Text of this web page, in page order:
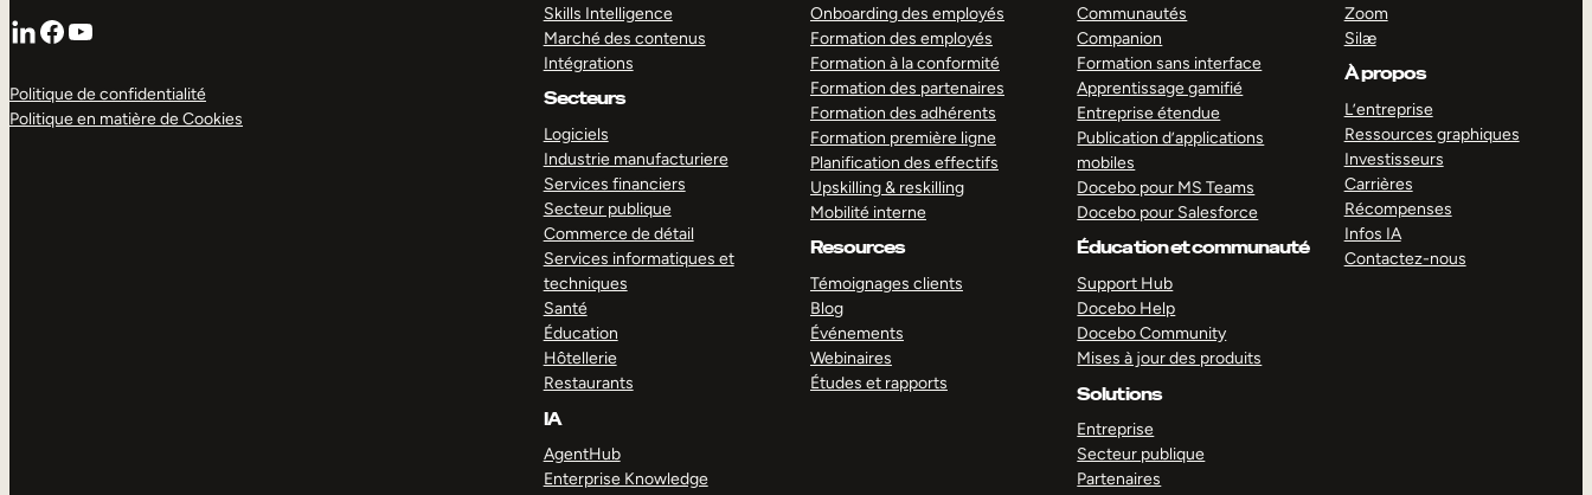
LinkedIn
Facebook
YouTube
Politique de confidentialité
Politique en matière de Cookies
Skills Intelligence
Marché des contenus
Intégrations
Secteurs
Logiciels
Industrie manufacturiere
Services financiers
Secteur publique
Commerce de détail
Services informatiques et
techniques
Santé
Éducation
Hôtellerie
Restaurants
IA
AgentHub
Enterprise Knowledge
Onboarding des employés
Formation des employés
Formation à la conformité
Formation des partenaires
Formation des adhérents
Formation première ligne
Planification des effectifs
Upskilling & reskilling
Mobilité interne
Resources
Témoignages clients
Blog
Événements
Webinaires
Études et rapports
Communautés
Companion
Formation sans interface
Apprentissage gamifié
Entreprise étendue
Publication d’applications
mobiles
Docebo pour MS Teams
Docebo pour Salesforce
Éducation et communauté
Support Hub
Docebo Help
Docebo Community
Mises à jour des produits
Solutions
Entreprise
Secteur publique
Partenaires
Zoom
Silæ
À propos
L’entreprise
Ressources graphiques
Investisseurs
Carrières
Récompenses
Infos IA
Contactez-nous